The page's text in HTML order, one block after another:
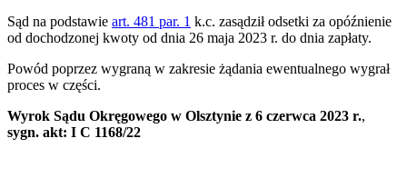
Sąd na podstawie art. 481 par. 1 k.c. zasądził odsetki za opóźnienie
od dochodzonej kwoty od dnia 26 maja 2023 r. do dnia zapłaty.
Powód poprzez wygraną w zakresie żądania ewentualnego wygrał
proces w części.
Wyrok Sądu Okręgowego w Olsztynie z 6 czerwca 2023 r.,
sygn. akt: I C 1168/22